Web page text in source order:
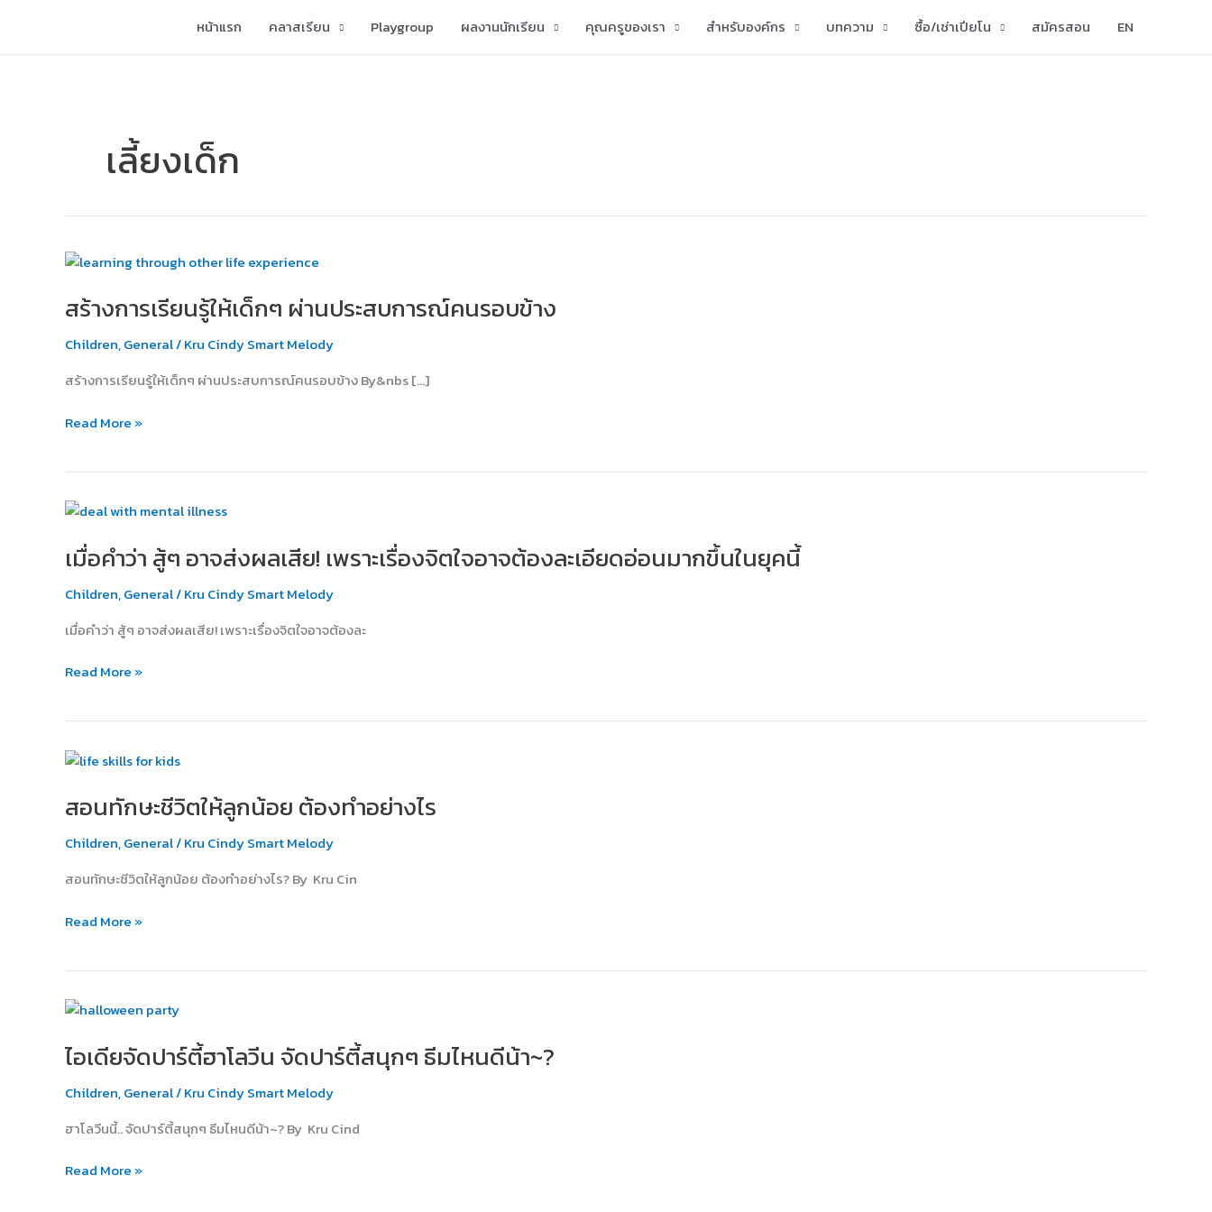
content
หน้าแรก คลาสเรียน Playgroup ผลงานนักเรียน คุณครูของเรา สำหรับองค์กร บทความ ซื้อ/เช่าเปียโน สมัครสอน EN
เลี้ยงเด็ก
สร้างการเรียนรู้ให้เด็กๆ ผ่านประสบการณ์คนรอบข้าง
Children,General/Kru Cindy Smart Melody
สร้างการเรียนรู้ให้เด็กๆ ผ่านประสบการณ์คนรอบข้าง By&nbs […]
สร้าง
เรียน
ให้
ผ่าน
คน
ข้าง
Read More »
เมื่อคำว่า สู้ๆ อาจส่งผลเสีย! เพราะเรื่องจิตใจอาจต้องละเอียดอ่อนมากขึ้นในยุคนี้
Children,General/Kru Cindy Smart Melody
เมื่อคำว่า สู้ๆ อาจส่งผลเสีย! เพราะเรื่องจิตใจอาจต้องละ
เมื่อ
ว่า
อาจ
ส่ง
ผล
เพราะ
จิตใจ
อาจ
ต้อง
อ่อน
มาก
ใน
นี้
Read More »
สอนทักษะชีวิตให้ลูกน้อย ต้องทำอย่างไร
Children,General/Kru Cindy Smart Melody
สอนทักษะชีวิตให้ลูกน้อย ต้องทำอย่างไร? By Kru Cin
สอน
ชีวิต
ลูก
ต้อง
อย่างไร
Read More »
ไอเดียจัดปาร์ตี้ฮาโลวีน จัดปาร์ตี้สนุกๆ ธีมไหนดีน้า~?
Children,General/Kru Cindy Smart Melody
ฮาโลวีนนี้.. จัดปาร์ตี้สนุกๆ ธีมไหนดีน้า~? By Kru Cind
ไอ
จัด
ฮาโลวีน
ปาร์ตี้
ธีม
Read More »